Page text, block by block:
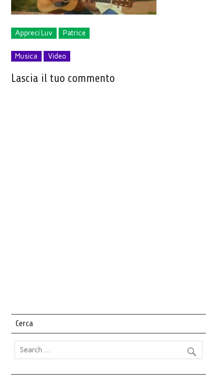
Appreci Luv Patrice
Musica Video
Lascia il tuo commento
Cerca